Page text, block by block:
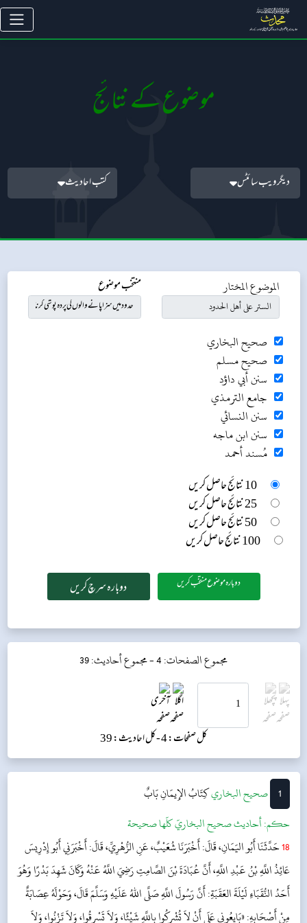
موضوع کے نتائج
دیگر ویب سائٹس کتب احادیث
الموضوع المختار منتخب موضوع
صحيح البخاري
صحيح مسلم
سنن أبي داؤد
جامع الترمذي
سنن النسائي
سنن ابن ماجه
مُسند أحمد
10 نتائج حاصل کریں
25 نتائج حاصل کریں
50 نتائج حاصل کریں
100 نتائج حاصل کریں
دوبارہ موضوع منتخب کریں
مجموع الصفحات: 4 - مجموع أحاديث: 39
کل صفحات: 4 - کل احادیث: 39
1 ‌‌صحيح البخاريكِتَابُ الإِيمَانِبَابٌ
حکم:أحاديث صحيح البخاريّ كلّها صحيحة
18حَدَّثَنَا أَبُو اليَمَانِ، قَالَ: أَخْبَرَنَا شُعَيْبٌ، عَنِ الزُّهْرِيِّ، قَالَ: أَخْبَرَنِي أَبُو إِدْرِيسَ
عَائِذُ اللَّهِ بْنُ عَبْدِ اللَّهِ، أَنَّ عُبَادَةَ بْنَ الصَّامِتِ رَضِيَ اللَّهُ عَنْهُ وَكَانَ شَهِدَ بَدْرًا وَهُوَ
أَحَدُ النُّقَبَاءِ لَيْلَةَ العَقَبَةِ: أَنَّ رَسُولَ اللَّهِ صَلَّى اللهُ عَلَيْهِ وَسَلَّمَ قَالَ، وَحَوْلَهُ عِصَابَةٌ
مِنْ أَصْحَابِهِ: «بَايِعُونِي عَلَى أَنْ لاَ تُشْرِكُوا بِاللَّهِ شَيْئًا، وَلاَ تَسْرِقُوا، وَلاَ تَزْنُوا، وَلاَ